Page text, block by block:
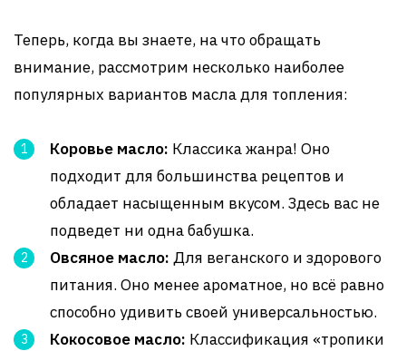
Теперь, когда вы знаете, на что обращать
внимание, рассмотрим несколько наиболее
популярных вариантов масла для топления:
Коровье масло: Классика жанра! Оно
подходит для большинства рецептов и
обладает насыщенным вкусом. Здесь вас не
подведет ни одна бабушка.
Овсяное масло: Для веганского и здорового
питания. Оно менее ароматное, но всё равно
способно удивить своей универсальностью.
Кокосовое масло: Классификация «тропики